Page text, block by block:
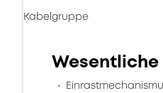
Kabelgruppe